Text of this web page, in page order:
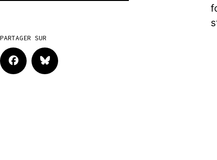
PARTAGER SUR